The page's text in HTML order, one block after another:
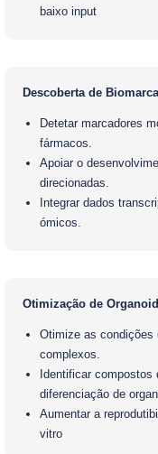
baixo input
Descoberta de
Detetar marcadores
fármacos.
Apoiar o
direcionadas.
Integrar dados
ómicos.
Otimização de
Otimize as condições
complexos.
Identificar
diferenciação de
Aumentar a
vitro